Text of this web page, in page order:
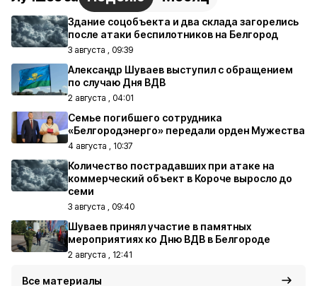
Здание соцобъекта и два склада загорелись
после атаки беспилотников на Белгород
3 августа , 09:39
Александр Шуваев выступил с обращением
по случаю Дня ВДВ
2 августа , 04:01
Семье погибшего сотрудника
«Белгородэнерго» передали орден Мужества
4 августа , 10:37
Количество пострадавших при атаке на
коммерческий объект в Короче выросло до
семи
3 августа , 09:40
Шуваев принял участие в памятных
мероприятиях ко Дню ВДВ в Белгороде
2 августа , 12:41
Все материалы